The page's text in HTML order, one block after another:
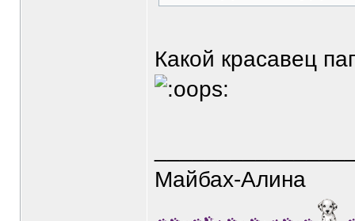
Какой красавец
Майбах-Алина